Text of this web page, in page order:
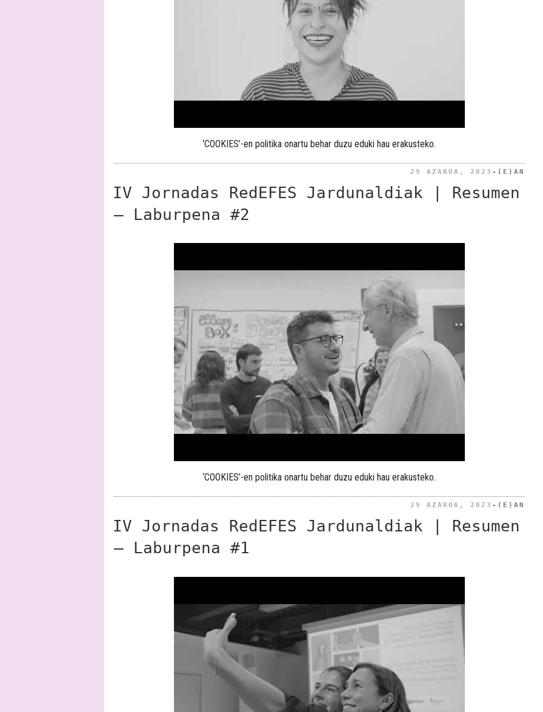
‘COOKIES’-en politika onartu behar duzu eduki hau erakusteko.
29 AZAROA, 2023 -(E)AN
IV Jornadas RedEFES Jardunaldiak | Resumen
– Laburpena #2
‘COOKIES’-en politika onartu behar duzu eduki hau erakusteko.
29 AZAROA, 2023 -(E)AN
IV Jornadas RedEFES Jardunaldiak | Resumen
– Laburpena #1